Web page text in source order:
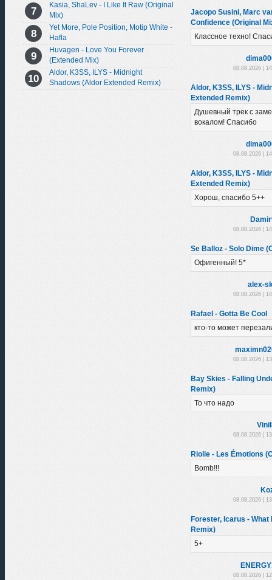
Kasia, ShaLev - I Like It Raw (Original
Mix)
Yet More, Pole Position, Motip White -
Hafla
Huvagen - Love You Forever
(Extended Mix)
Aldor, K3SS, ILYS - Midnight
Shadows (Aldor Extended Remix)
Jacopo Susini, Marc
Confidence (Original
Классное техно!
08.08.2026 |
Aldor, K3SS, ILYS -
Extended Remix)
Душевный трек с
вокалом! Спасибо
08.08.2026 |
Aldor, K3SS, ILYS -
Extended Remix)
Хорош, спасибо 5++
08.08.2026 |
Se Balloz - Solo Dime
Офигенный! 5*
alex-
08.08.2026 |
Rafael - Gotta Be Cool
кто-то может
08.08.2026 |
Bay Skies - Falling
Remix)
То что надо
08.08.2026 |
Riolie - Les Émotions
Bomb!!!
08.08.2026 |
Forester, Icarus -
Remix)
5+
08.08.2026 |